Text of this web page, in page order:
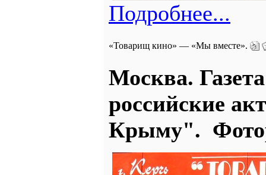
Подробнее...
«Товарищ кино» — «Мы вместе».
Москва.
российские
Крыму".